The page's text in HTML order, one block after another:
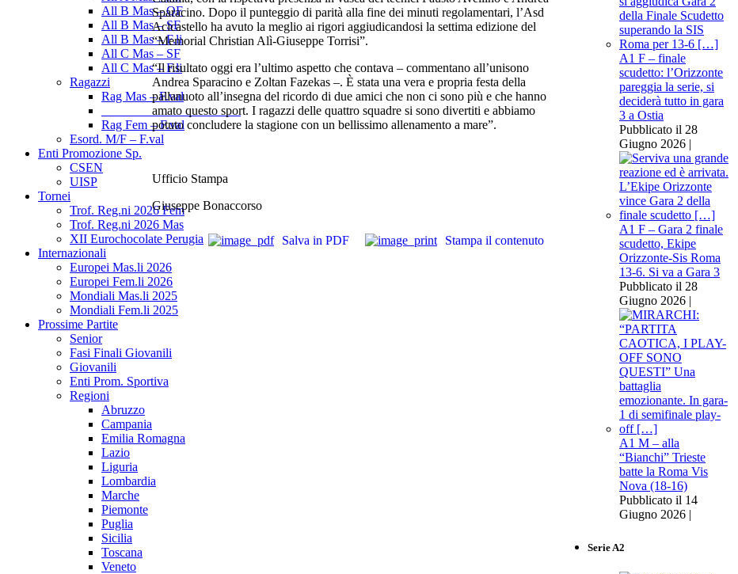
All B Mas – QF
All B Mas – SF
All B Mas – F.li
All C Mas – SF
All C Mas – F.li
Ragazzi
Rag Mas – F.val
______________________
Rag Fem – F.val
Esord. M/F – F.val
Enti Promozione Sp.
CSEN
UISP
Tornei
Trof. Reg.ni 2026 Fem
Trof. Reg.ni 2026 Mas
XII Eurochocolate Perugia
Internazionali
Europei Mas.li 2026
Europei Fem.li 2026
Mondiali Mas.li 2025
Mondiali Fem.li 2025
Prossime Partite
Senior
Fasi Finali Giovanili
Giovanili
Enti Prom. Sportiva
Regioni
Abruzzo
Campania
Emilia Romagna
Lazio
Liguria
Lombardia
Marche
Piemonte
Puglia
Sicilia
Toscana
Veneto
Sparacino. Dopo il punteggio di parità alla fine dei minuti regolamentari, l’Asd
Acicastello ha avuto la meglio ai rigori aggiudicandosi la settima edizione del
“Memorial Christian Alì-Giuseppe Torrisi”.
“Il risultato oggi era l’ultimo aspetto che contava – commentano all’unisono
Andrea Sparacino e Zoltan Fazekas –. È stata una vera e propria festa della
pallanuoto all’insegna del ricordo di due amici che non ci sono più e che hanno
amato questo sport. I ragazzi delle quattro squadre si sono divertiti e abbiamo
potuto concludere la stagione con un bellissimo allenamento a mare”.
Ufficio Stampa
Giuseppe Bonaccorso
Salva in PDF Stampa il contenuto
A1 F – finale
scudetto: l’Orizzonte
pareggia la serie, si
deciderà tutto in gara
3 a Ostia
Pubblicato il 28
Giugno 2026 |
A1 F – Gara 2 finale
scudetto, Ekipe
Orizzonte-Sis Roma
13-6. Si va a Gara 3
Pubblicato il 28
Giugno 2026 |
A1 M – alla
“Bianchi” Trieste
batte la Roma Vis
Nova (18-16)
Pubblicato il 14
Giugno 2026 |
Serie A2